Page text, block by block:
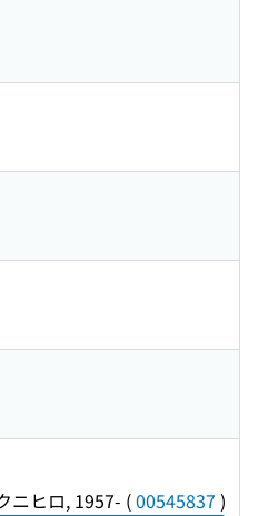
ニヒロ, 1957- (00545837 )